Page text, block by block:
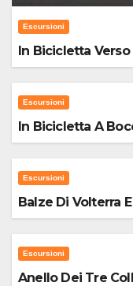
Escursioni
In Bicicletta Verso
Escursioni
In Bicicletta A
Escursioni
Balze Di Volterra
Escursioni
Anello Dei Tre